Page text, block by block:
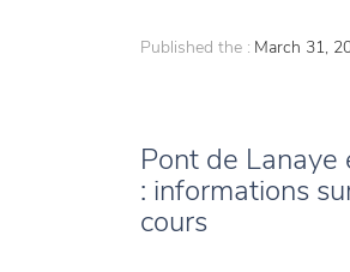
Published the : March 31,
Pont de
: informations
cours